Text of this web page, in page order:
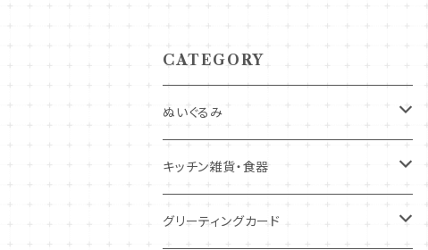
CATEGORY
ぬいぐるみ
キツネ
犬
キッチン雑貨・食器
コースター・布製品
グリーティングカード